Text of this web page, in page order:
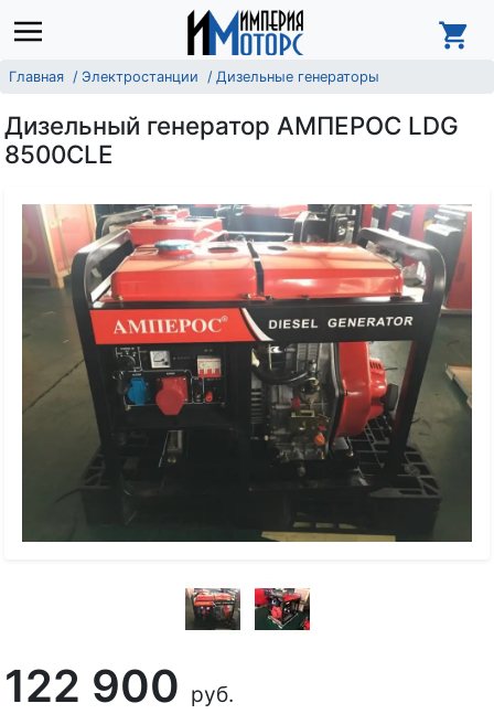
Главная Электростанции Дизельные генераторы
Дизельный генератор АМПЕРОС LDG
8500CLE
122 900 руб.